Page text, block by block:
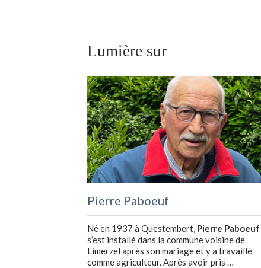
Lumière sur
Pierre Paboeuf
Né en 1937 à Questembert, Pierre Paboeuf
s’est installé dans la commune voisine de
Limerzel après son mariage et y a travaillé
comme agriculteur. Après avoir pris …